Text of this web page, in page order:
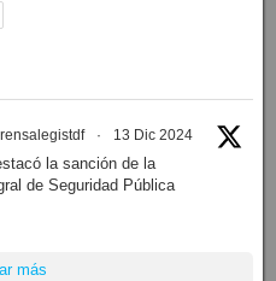
· 13 Dic 2024
la sanción de la
de Seguridad Pública
más